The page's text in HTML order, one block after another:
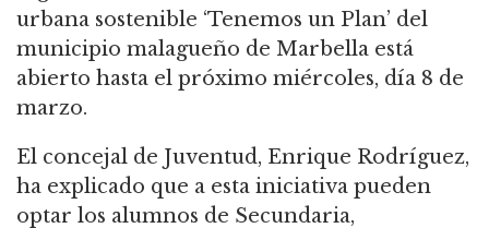
urbana sostenible ‘Tenemos un Plan’ del
municipio malagueño de Marbella está
abierto hasta el próximo miércoles, día 8 de
marzo.
El concejal de Juventud, Enrique Rodríguez,
ha explicado que a esta iniciativa pueden
optar los alumnos de Secundaria,